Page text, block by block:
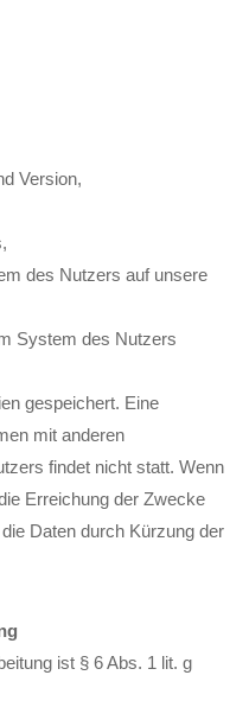
Version,
des Nutzers auf unsere
System des Nutzers
gespeichert. Eine
mit anderen
findet nicht statt. Wenn
Erreichung der Zwecke
Daten durch Kürzung der
ist § 6 Abs. 1 lit. g